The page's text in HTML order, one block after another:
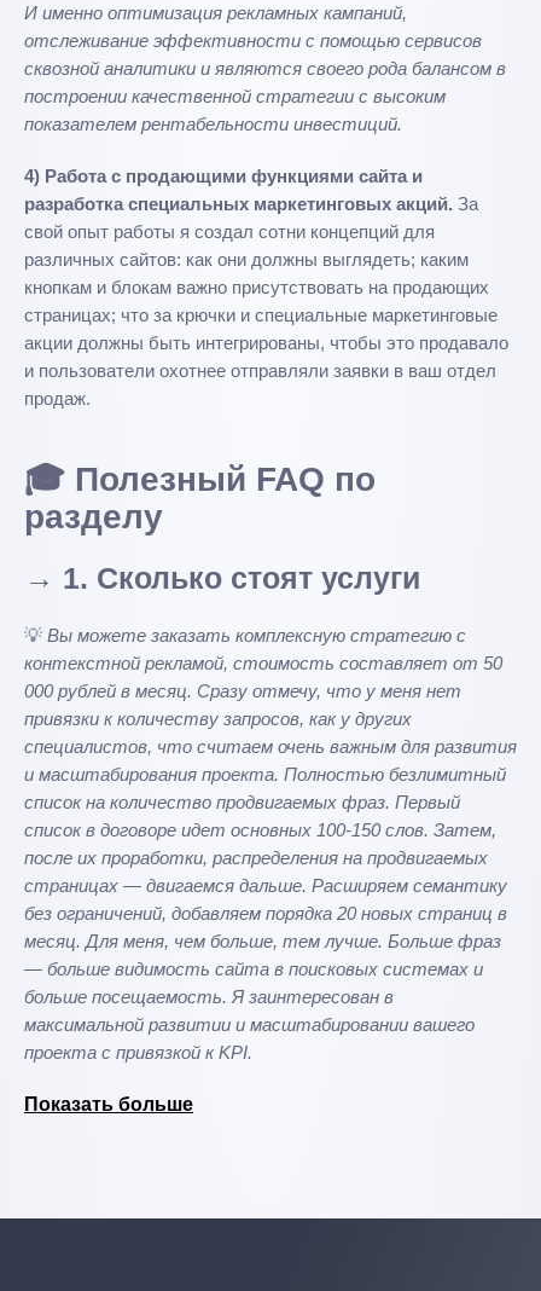
И именно оптимизация рекламных кампаний,
отслеживание эффективности с помощью сервисов
сквозной аналитики и являются своего рода балансом в
построении качественной стратегии с высоким
показателем рентабельности инвестиций.
4) Работа с продающими функциями сайта и
разработка специальных маркетинговых акций. За
свой опыт работы я создал сотни концепций для
различных сайтов: как они должны выглядеть; каким
кнопкам и блокам важно присутствовать на продающих
страницах; что за крючки и специальные маркетинговые
акции должны быть интегрированы, чтобы это продавало
и пользователи охотнее отправляли заявки в ваш отдел
продаж.
🎓 Полезный FAQ по
разделу
→ 1. Сколько стоят услуги
💡 Вы можете заказать комплексную стратегию с
контекстной рекламой, стоимость составляет от 50
000 рублей в месяц. Сразу отмечу, что у меня нет
привязки к количеству запросов, как у других
специалистов, что считаем очень важным для развития
и масштабирования проекта. Полностью безлимитный
список на количество продвигаемых фраз. Первый
список в договоре идет основных 100-150 слов. Затем,
после их проработки, распределения на продвигаемых
страницах — двигаемся дальше. Расширяем семантику
без ограничений, добавляем порядка 20 новых страниц в
месяц. Для меня, чем больше, тем лучше. Больше фраз
— больше видимость сайта в поисковых системах и
больше посещаемость. Я заинтересован в
максимальной развитии и масштабировании вашего
проекта с привязкой к KPI.
Показать больше